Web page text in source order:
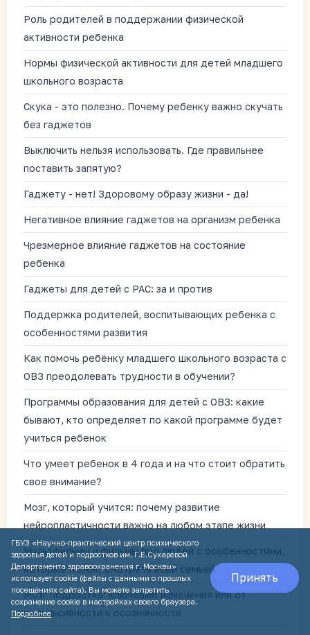
Роль родителей в поддержании физической
активности ребенка
Нормы физической активности для детей младшего
школьного возраста
Скука - это полезно. Почему ребенку важно скучать
без гаджетов
Выключить нельзя использовать. Где правильнее
поставить запятую?
Гаджету - нет! Здоровому образу жизни - да!
Негативное влияние гаджетов на организм ребенка
Чрезмерное влияние гаджетов на состояние
ребенка
Гаджеты для детей с РАС: за и против
Поддержка родителей, воспитывающих ребенка с
особенностями развития
Как помочь ребёнку младшего школьного возраста с
ОВЗ преодолевать трудности в обучении?
Программы образования для детей с ОВЗ: какие
бывают, кто определяет по какой программе будет
учиться ребенок
Что умеет ребенок в 4 года и на что стоит обратить
свое внимание?
Мозг, который учится: почему развитие
нейропластичности важно на любом этапе жизни
Мультфильмы и фильмы про людей с особенностями,
которые можно смотреть всей семьей
Мозг подростка: ключевые изменения или от
импульсивности к осознанности
ГБУЗ «Научно-практический центр психического
здоровья детей и подростков им. Г.Е.Сухаревой
Департамента здравоохранения г. Москвы»
использует cookie (файлы с данными о прошлых
посещениях сайта). Вы можете запретить
сохранение cookie в настройках своего браузера.
Подробнее
Принять